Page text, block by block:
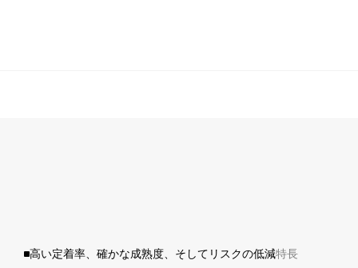
高い定着率、確かな成熟度、そしてリスクの低減特長